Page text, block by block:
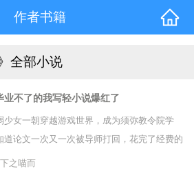
作者书籍
全部小说
业不了的我写轻小说爆红了
少女一朝穿越游戏世界，成为须弥教令院学
道论文一次又一次被导师打回，花完了经费的
须弥刨垃圾桶，顺便捡到了睡大街的大建筑师
之喵而